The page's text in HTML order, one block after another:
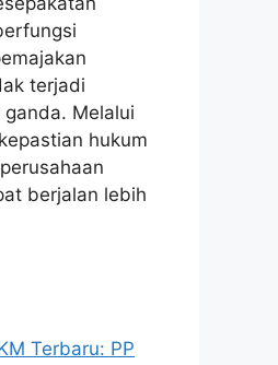
terjadi
Melalui
hukum
berjalan lebih
Terbaru: PP